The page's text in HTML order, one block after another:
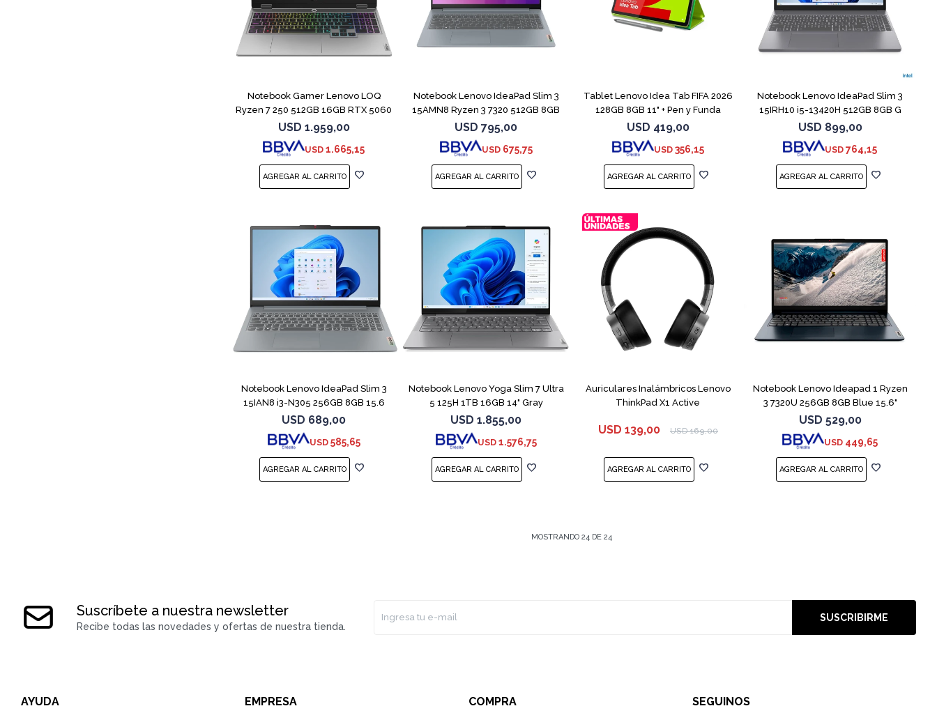
Notebook Gamer Lenovo LOQ
Ryzen 7 250 512GB 16GB RTX 5060
USD 1.959,00
USD 1.665,15
Notebook Lenovo IdeaPad Slim 3
15AMN8 Ryzen 3 7320 512GB 8GB
USD 795,00
USD 675,75
Tablet Lenovo Idea Tab FIFA 2026
128GB 8GB 11" + Pen y Funda
USD 419,00
USD 356,15
Notebook Lenovo IdeaPad Slim 3
15IRH10 i5-13420H 512GB 8GB G
USD 899,00
USD 764,15
Notebook Lenovo IdeaPad Slim 3
15IAN8 i3-N305 256GB 8GB 15.6
USD 689,00
USD 585,65
Notebook Lenovo Yoga Slim 7 Ultra
5 125H 1TB 16GB 14" Gray
USD 1.855,00
USD 1.576,75
Auriculares Inalámbricos Lenovo
ThinkPad X1 Active
USD 139,00 USD 169,00
Notebook Lenovo Ideapad 1 Ryzen
3 7320U 256GB 8GB Blue 15.6"
USD 529,00
USD 449,65
MOSTRANDO24 DE24
Suscríbete a nuestra newsletter
Recibe todas las novedades y ofertas de nuestra tienda.
SUSCRIBIRME
AYUDA EMPRESA COMPRA SEGUINOS